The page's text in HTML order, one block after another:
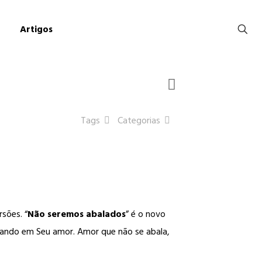
Artigos
Categorias
Tags
“Não seremos abalados” é o novo
em Seu amor. Amor que não se abala,